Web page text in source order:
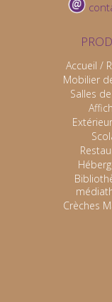
Accueil /
Mobilier
Salles
Crèches